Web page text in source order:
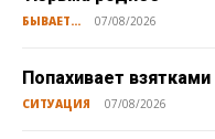
БЫВАЕТ... 07/08/2026
Попахивает взятками
СИТУАЦИЯ 07/08/2026